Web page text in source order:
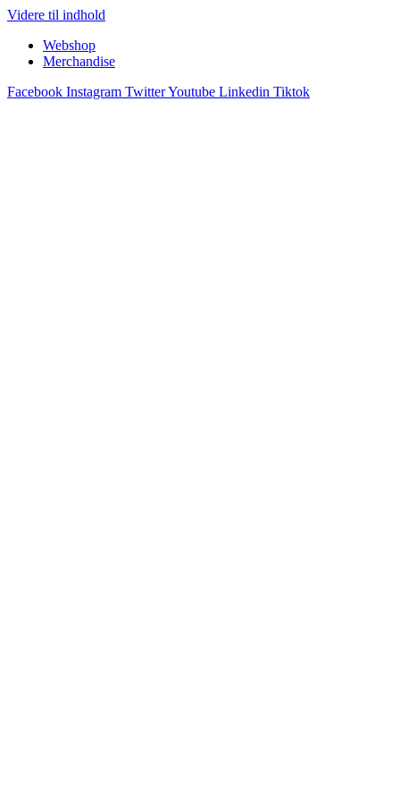
Videre til indhold
Webshop
Merchandise
Facebook Instagram TwitterYoutube Linkedin Tiktok